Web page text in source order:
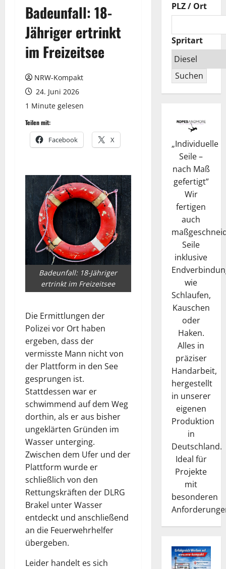
Badeunfall: 18-
Jähriger ertrinkt
im Freizeitsee
NRW-Kompakt
24. Juni 2026
1 Minute gelesen
Teilen mit:
Facebook X
Badeunfall: 18-Jähriger
ertrinkt im Freizeitsee
Die Ermittlungen der
Polizei vor Ort haben
ergeben, dass der
vermisste Mann nicht von
der Plattform in den See
gesprungen ist.
Stattdessen war er
schwimmend auf dem Weg
dorthin, als er aus bisher
ungeklärten Gründen im
Wasser unterging.
Zwischen dem Ufer und der
Plattform wurde er
schließlich von den
Rettungskräften der DLRG
Brakel unter Wasser
entdeckt und anschließend
an die Feuerwehrhelfer
übergeben.
Leider handelt es sich
PLZ / Ort
Spritart
Suchen
„Individuelle
Seile –
nach Maß
gefertigt”
Wir
fertigen
auch
Seile
inklusive
wie
Schlaufen,
Kauschen
oder
Haken.
Alles in
präziser
Handarbeit,
hergestellt
in unserer
eigenen
Produktion
in
Deutschland.
Ideal für
Projekte
mit
besonderen